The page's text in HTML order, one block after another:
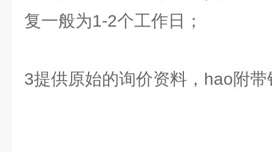
复一般为1-2个工作日；
3提供原始的询价资料，hao附